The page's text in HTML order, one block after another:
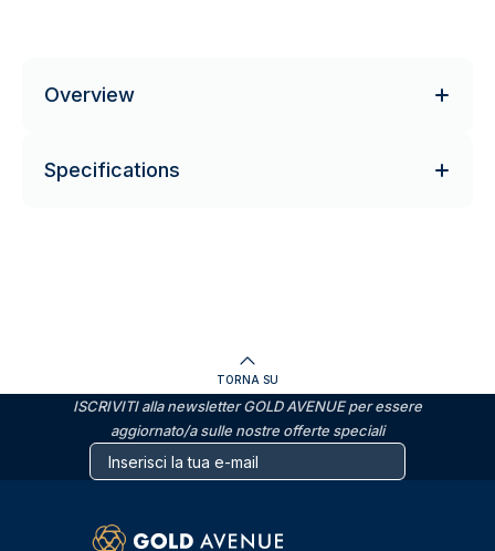
Overview
Specifications
TORNA SU
ISCRIVITI alla newsletter GOLD AVENUE per essere
aggiornato/a sulle nostre offerte speciali